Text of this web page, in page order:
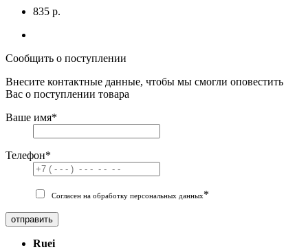
835 р.
Сообщить о поступлении
Внесите контактные данные, чтобы мы смогли оповестить
Вас о поступлении товара
Ваше имя*
Телефон*
Согласен на обработку персональных данных*
отправить
Ruei